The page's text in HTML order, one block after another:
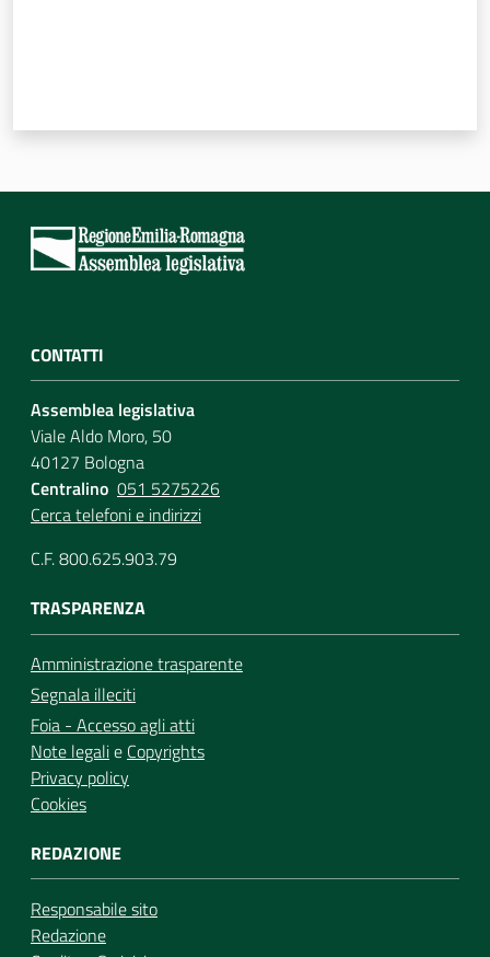
CONTATTI
Assemblea legislativa
Viale Aldo Moro, 50
40127 Bologna
Centralino 051 5275226
Cerca telefoni e indirizzi
C.F. 800.625.903.79
TRASPARENZA
Amministrazione trasparente
Segnala illeciti
Foia - Accesso agli atti
Note legalie Copyrights
Privacy policy
Cookies
REDAZIONE
Responsabile sito
Redazione